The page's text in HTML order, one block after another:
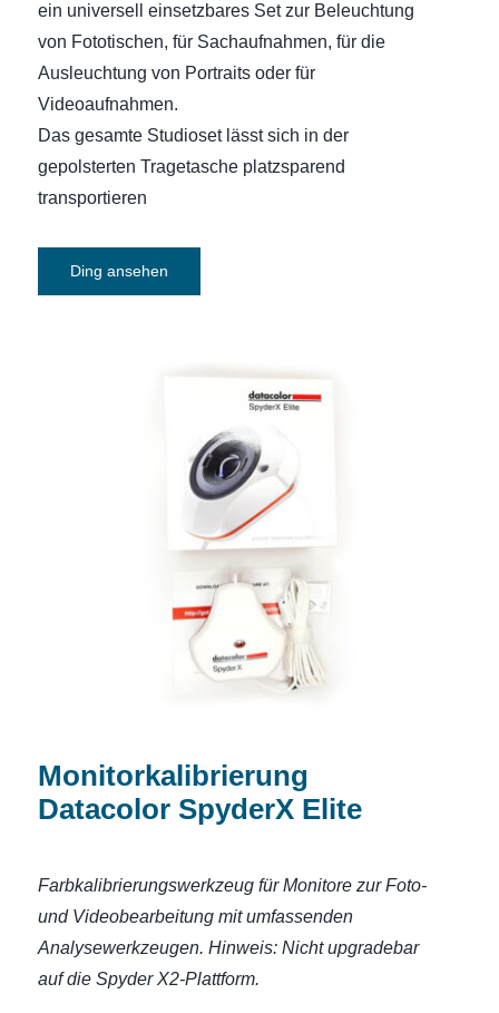
ein universell einsetzbares Set zur Beleuchtung
von Fototischen, für Sachaufnahmen, für die
Ausleuchtung von Portraits oder für
Videoaufnahmen.
Das gesamte Studioset lässt sich in der
gepolsterten Tragetasche platzsparend
transportieren
Ding ansehen
Monitorkalibrierung Datacolor SpyderX
Elite
Monitorkalibrierung
Datacolor SpyderX Elite
Farbkalibrierungswerkzeug für Monitore zur Foto-
und Videobearbeitung mit umfassenden
Analysewerkzeugen.Hinweis: Nicht upgradebar
auf die Spyder X2-Plattform.